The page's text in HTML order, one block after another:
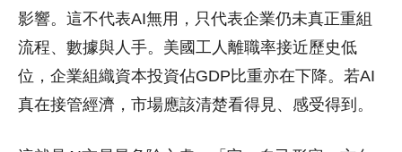
影響。這不代表AI無用，只代表企業仍未真正重組
流程、數據與人手。美國工人離職率接近歷史低
位，企業組織資本投資佔GDP比重亦在下降。若AI
真在接管經濟，市場應該清楚看得見、感受得到。